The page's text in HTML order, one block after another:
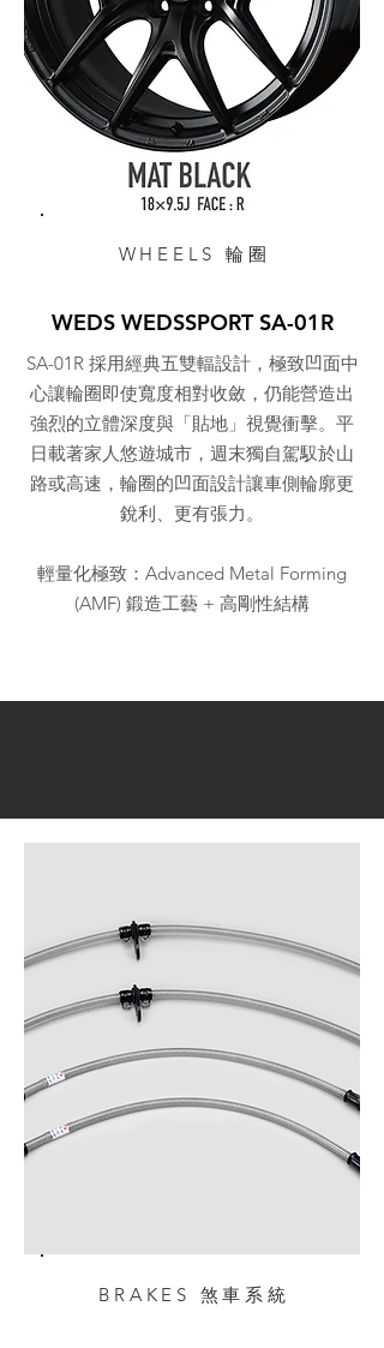
WHEELS 輪圈
WEDS WEDSSPORT SA-01R
SA-01R 採用經典五雙輻設計，極致凹面中
心讓輪圈即使寬度相對收斂，仍能營造出
強烈的立體深度與「貼地」視覺衝擊。平
日載著家人悠遊城市，週末獨自駕馭於山
路或高速，輪圈的凹面設計讓車側輪廓更
銳利、更有張力。
輕量化極致：Advanced Metal Forming
(AMF) 鍛造工藝 + 高剛性結構
BRAKES 煞車系統